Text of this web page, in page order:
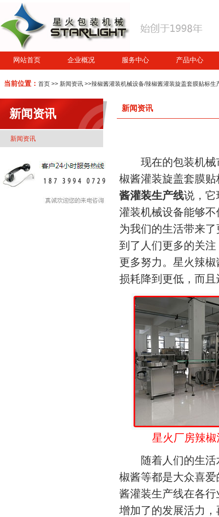
网站首页 企业概况 服务中心 产品中心
当前位置： 首页 >> 新闻资讯 >>辣椒酱灌装机械设备/辣椒酱灌装旋盖套膜贴标生
新闻资讯
新闻资讯
新闻资讯
现在的包装机械
椒酱灌装旋盖套膜
酱灌装生产线说，它
灌装机械设备能够
为我们的生活带来
到了人们更多的关
更多努力。星火辣
损耗降到更低，而
星火厂房辣
随着人们的生活
椒酱等都是大众喜
酱灌装生产线在各
增加了的发展活力